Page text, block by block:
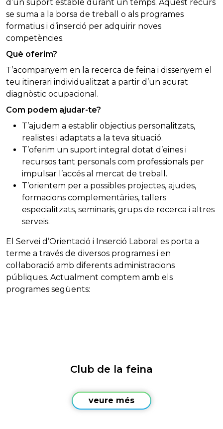
d’un suport estable durant un temps. Aquest recurs
se suma a la borsa de treball o als programes
formatius i d’inserció per adquirir noves
competències.
Què oferim?
T’acompanyem en la recerca de feina i dissenyem el
teu itinerari individualitzat a partir d’un acurat
diagnòstic ocupacional.
Com podem ajudar-te?
T’ajudem a establir objectius personalitzats,
realistes i adaptats a la teva situació.
T’oferim un suport integral dotat d’eines i
recursos tant personals com professionals per
impulsar l’accés al mercat de treball.
T’orientem per a possibles projectes, ajudes,
formacions complementàries, tallers
especialitzats, seminaris, grups de recerca i altres
serveis.
El Servei d’Orientació i Inserció Laboral es porta a
terme a través de diversos programes i en
col·laboració amb diferents administracions
públiques. Actualment comptem amb els
programes següents:
Club de la feina
veure més